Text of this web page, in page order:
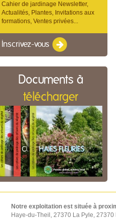
Cahier de jardinage Newsletter,
Actualités, Plantes, Invitations aux
formations, Ventes privées...
Inscrivez-vous
Documents à
télécharger
Notre exploitation est située à
Haye-du-Theil, 27370 La Pyle,